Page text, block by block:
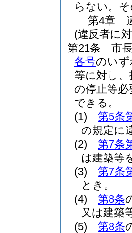
らない。
第4章
(違反者に
第21条
市
各号のいず
等に対し
の停止等
できる。
(1)
第5条
の規定に
(2)
第7条
は建築等
(3)
第7条
とき。
(4)
第8条
又は建築
(5)
第8条